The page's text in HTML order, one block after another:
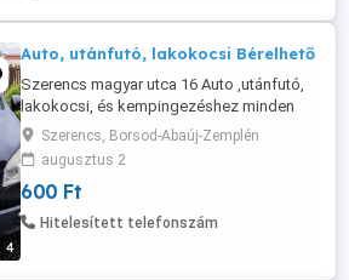
utánfutóinkkal! Kérhető ...
4
Auto, utánfutó, lakokocsi Bérelhető
Szerencs magyar utca 16 Auto ,utánfutó,
lakokocsi, és kempingezéshez minden
féle kellékek bérelhetök.
Szerencs, Borsod-Abaúj-Zemplén
augusztus 2
600 Ft
Hitelesített telefonszám